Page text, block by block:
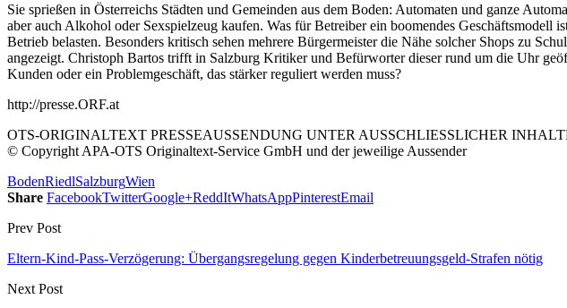
Sie sprießen in Österreichs Städten und Gemeinden aus dem Boden: Automaten und ganze
aber auch Alkohol oder Sexspielzeug kaufen. Was für Betreiber ein boomendes
Betrieb belasten. Besonders kritisch sehen mehrere Bürgermeister die Nähe solcher Shops zu
angezeigt. Christoph Bartos trifft in Salzburg Kritiker und Befürworter dieser rund um die Uhr
Kunden oder ein Problemgeschäft, das stärker reguliert werden muss?
http://presse.ORF.at
OTS-ORIGINALTEXT PRESSEAUSSENDUNG UNTER AUSSCHLIESSLICHER
© Copyright APA-OTS Originaltext-Service GmbH und der jeweilige Aussender
BodenRiedlSalzburgWien
Share FacebookTwitterGoogle+ReddItWhatsAppPinterestEmail
Prev Post
Eltern-Kind-Pass-Verzögerung: Übergangsregelung gegen Kinderbetreuungsgeld-Strafen nötig
Next Post